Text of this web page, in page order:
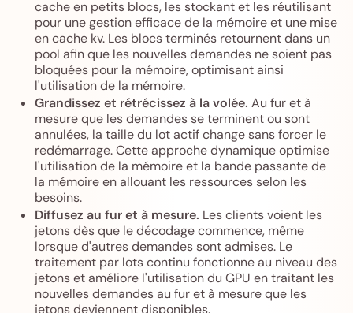
cache en petits blocs, les stockant et les réutilisant
pour une gestion efficace de la mémoire et une mise
en cache kv. Les blocs terminés retournent dans un
pool afin que les nouvelles demandes ne soient pas
bloquées pour la mémoire, optimisant ainsi
l'utilisation de la mémoire.
Grandissez et rétrécissez à la volée. Au fur et à
mesure que les demandes se terminent ou sont
annulées, la taille du lot actif change sans forcer le
redémarrage. Cette approche dynamique optimise
l'utilisation de la mémoire et la bande passante de
la mémoire en allouant les ressources selon les
besoins.
Diffusez au fur et à mesure. Les clients voient les
jetons dès que le décodage commence, même
lorsque d'autres demandes sont admises. Le
traitement par lots continu fonctionne au niveau des
jetons et améliore l'utilisation du GPU en traitant les
nouvelles demandes au fur et à mesure que les
jetons deviennent disponibles.